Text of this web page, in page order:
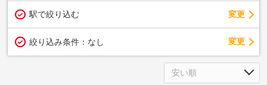
駅で絞り込む 変更
絞り込み条件： なし 変更